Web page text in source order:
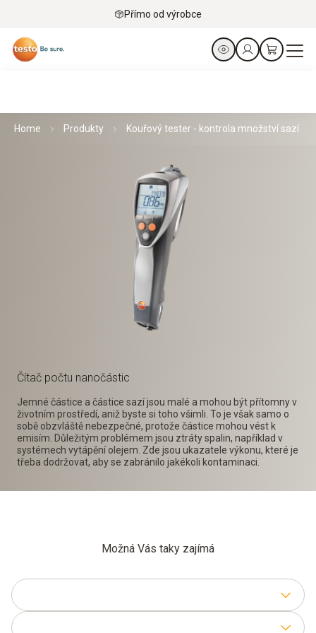
Přímo od výrobce
Home Produkty Kouřový tester - kontrola množství sazí
Čítač počtu nanočástic
Jemné částice a částice sazí jsou malé a mohou být přítomny v
životním prostředí, aniž byste si toho všimli. To je však samo o
sobě obzvláště nebezpečné, protože částice mohou vést k
emisím. Důležitým problémem jsou ztráty spalin, například v
systémech vytápění olejem. Zde jsou ukazatele výkonu, které je
třeba dodržovat, aby se zabránilo jakékoli kontaminaci.
Možná Vás taky zajímá